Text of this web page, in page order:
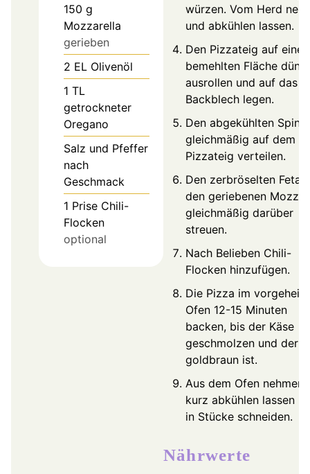
150 g
Mozzarella
gerieben
2 EL Olivenöl
1 TL
getrockneter
Oregano
Salz und Pfeffer
nach
Geschmack
1 Prise Chili-
Flocken
optional
würzen. Vom Herd
und abkühlen lassen.
Den Pizzateig auf einer
bemehlten Fläche dünn
ausrollen und auf das
Backblech legen.
Den abgekühlten Spinat
gleichmäßig auf dem
Pizzateig verteilen.
Den zerbröselten Feta
den geriebenen
gleichmäßig darüber
streuen.
Nach Belieben Chili-
Flocken hinzufügen.
Die Pizza im
Ofen 12-15 Minuten
backen, bis der Käse
geschmolzen und der
goldbraun ist.
Aus dem Ofen nehmen,
kurz abkühlen lassen
in Stücke schneiden.
Nährwerte